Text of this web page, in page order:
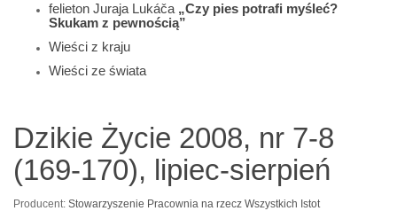
felieton Juraja Lukáča „Czy pies potrafi myśleć?
Skukam z pewnością”
Wieści z kraju
Wieści ze świata
Dzikie Życie 2008, nr 7-8
(169-170), lipiec-sierpień
Producent: Stowarzyszenie Pracownia na rzecz Wszystkich Istot